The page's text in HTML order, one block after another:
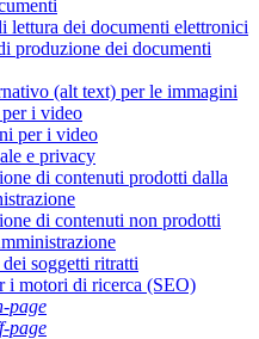
lettura dei documenti elettronici
produzione dei documenti
(alt text) per le immagini
i video
per i video
e privacy
di contenuti prodotti dalla
di contenuti non prodotti
soggetti ritratti
i motori di ricerca (SEO)
page
page